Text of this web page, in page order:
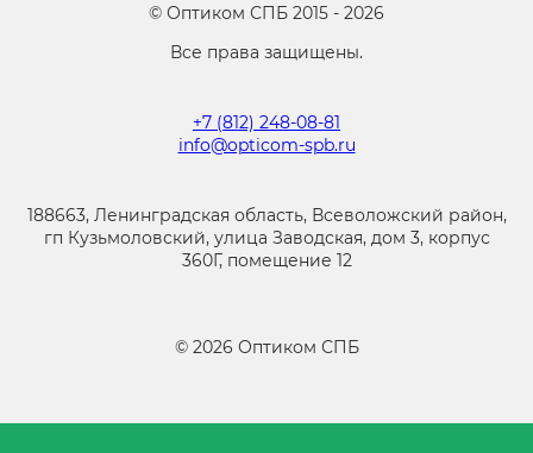
© Оптиком СПБ 2015 - 2026
Все права защищены.
+7 (812) 248-08-81
info@opticom-spb.ru
188663, Ленинградская область, Всеволожский район,
гп Кузьмоловский, улица Заводская, дом 3, корпус
360Г, помещение 12
© 2026 Оптиком СПБ